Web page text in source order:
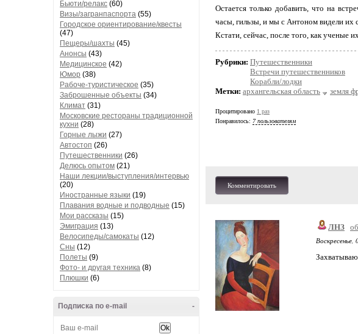
Бьюти/релакс (60)
Визы/загранпаспорта (55)
Городское ориентирование/квесты
(47)
Пещеры/шахты (45)
Анонсы (43)
Медицинское (42)
Юмор (38)
Рабоче-туристическое (35)
Заброшенные объекты (34)
Климат (31)
Московские рестораны традиционной
кухни (28)
Горные лыжи (27)
Автостоп (26)
Путешественники (26)
Делюсь опытом (21)
Наши лекции/выступления/интервью
(20)
Иностранные языки (19)
Плавания водные и подводные (15)
Мои рассказы (15)
Эмиграция (13)
Велосипеды/самокаты (12)
Сны (12)
Полеты (9)
Фото- и другая техника (8)
Плюшки (6)
-
Подписка по e-mail
Остается только добавить, что на
часы, гильзы, и мы с Антоном видели их
Кстати, сейчас, после того, как ученые
Рубрики: Путешественники
Встречи путешественников
Корабли/лодки
Метки: архангельская область земля
Процитировано 1 раз
Понравилось: 7 пользователям
Комментировать
ЛНЗ